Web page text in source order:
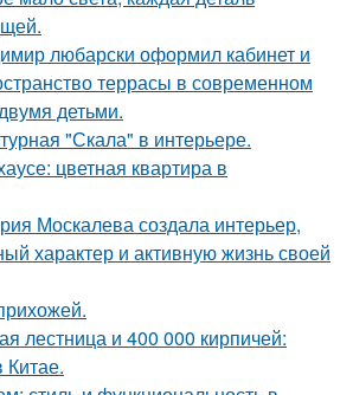
любарски оформил кабинет и
террасы в современном
детьми.
"Скала" в интерьере.
цветная квартира в
Москалева создала интерьер,
характер и активную жизнь своей
лестница и 400 000 кирпичей:
Китае.